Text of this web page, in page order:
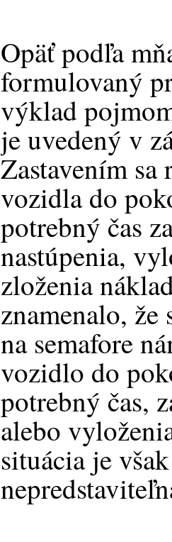
Opäť podľa
formulovaný
výklad
je uvedený v
Zastavením sa
vozidla do
potrebný čas
nastúpenia,
zloženia
znamenalo,
na semafore
vozidlo do
potrebný čas,
alebo
situácia je